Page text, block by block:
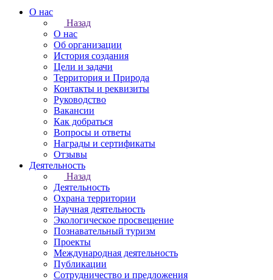
О нас
Назад
О нас
Об организации
История создания
Цели и задачи
Территория и Природа
Контакты и реквизиты
Руководство
Вакансии
Как добраться
Вопросы и ответы
Награды и сертификаты
Отзывы
Деятельность
Назад
Деятельность
Охрана территории
Научная деятельность
Экологическое просвещение
Познавательный туризм
Проекты
Международная деятельность
Публикации
Сотрудничество и предложения